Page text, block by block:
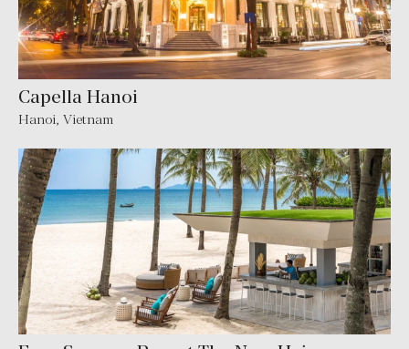
Capella Hanoi
Hanoi, Vietnam